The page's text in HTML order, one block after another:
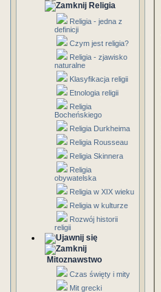
Religia
Religia - jedna z
definicji
Czym jest religia?
Religia - zjawisko
naturalne
Klasyfikacja religii
Etnologia religii
Religia
Bocheńskiego
Religia Durkheima
Religia Rousseau
Religia Skinnera
Religia
obywatelska
Religia w XIX wieku
Religia w kulturze
Rozwój historii
religii
Mitoznawstwo
Czas święty i mity
Mit grecki